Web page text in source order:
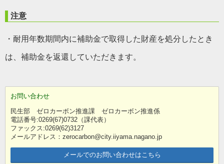
注意
・耐用年数期間内に補助金で取得した財産を処分したとき
は、補助金を返還していただきます。
お問い合わせ
民生部 ゼロカーボン推進課 ゼロカーボン推進係
電話番号:0269(67)0732（課代表）
ファックス:0269(62)3127
メールアドレス：zerocarbon@city.iiyama.nagano.jp
メールでのお問い合わせはこちら